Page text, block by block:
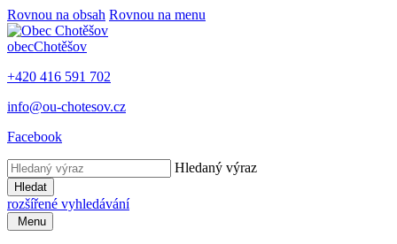
Rovnou na obsah Rovnou na menu
obecChotěšov
+420 416 591 702
info@ou-chotesov.cz
Facebook
Hledaný výraz
Hledat
rozšířené vyhledávání
Menu